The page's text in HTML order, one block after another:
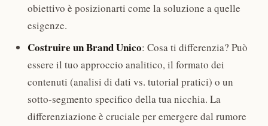
obiettivo è posizionarti come la soluzione a quelle
esigenze.
Costruire un Brand Unico: Cosa ti differenzia? Può
essere il tuo approccio analitico, il formato dei
contenuti (analisi di dati vs. tutorial pratici) o un
sotto-segmento specifico della tua nicchia. La
differenziazione è cruciale per emergere dal rumore